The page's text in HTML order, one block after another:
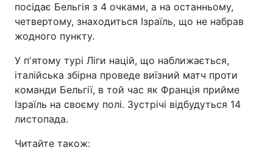
посідає Бельгія з 4 очками, а на останньому,
четвертому, знаходиться Ізраїль, що не набрав
жодного пункту.
У п'ятому турі Ліги націй, що наближається,
італійська збірна проведе виїзний матч проти
команди Бельгії, в той час як Франція прийме
Ізраїль на своєму полі. Зустрічі відбудуться 14
листопада.
Читайте також: